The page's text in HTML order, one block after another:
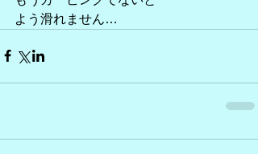
よう滑れません…